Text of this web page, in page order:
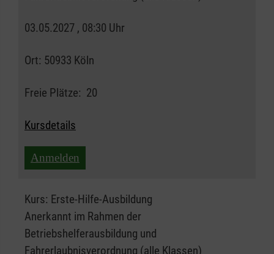
03.05.2027 , 08:30 Uhr
Ort: 50933 Köln
Freie Plätze: 20
Kursdetails
Anmelden
Kurs: Erste-Hilfe-Ausbildung
Anerkannt im Rahmen der
Betriebshelferausbildung und
Fahrerlaubnisverordnung (alle Klassen)